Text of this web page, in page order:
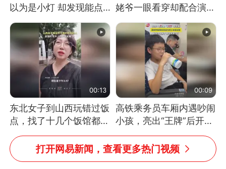
以为是小灯 却发现能点
燃香烟 当事人：已报警
处理
姥爷一眼看穿却配合演出
网友：姥爷的演技我打满
分
00:13
东北女子到山西玩错过饭
点，找了十几个饭馆都没
开门：午休到几点
00:09
高铁乘务员车厢内遇吵闹
小孩，亮出“王牌”后开启
一键静音
打开网易新闻，查看更多热门视频